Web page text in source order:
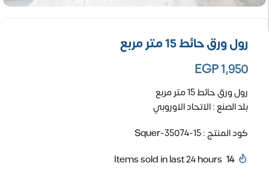
رول ورق حائط 15 متر مربع
EGP1,950
رول ورق حائط 15 متر مربع
بلد الصنع : الاتحاد الاوروبي
كود المنتج : Squer-35074-15
14
Items sold in last 24 hours